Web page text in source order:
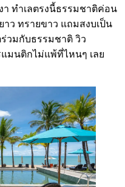
า ทำเลตรงนี้ธรรมชาติค่อน
ว ทรายขาว แถมสงบเป็น
วมกับธรรมชาติ วิว
มนติกไม่แพ้ที่ไหนๆ เลย